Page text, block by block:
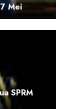
Mei
SPRM